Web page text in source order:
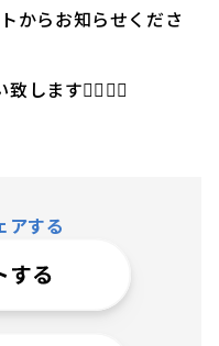
からお知らせくださ
します🙇‍♂️🙇‍♀️
アする